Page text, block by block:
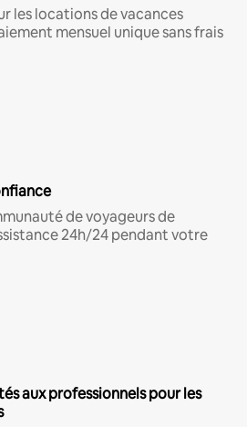
les locations de vacances
mensuel unique sans frais
de voyageurs de
24h/24 pendant votre
aux professionnels pour les